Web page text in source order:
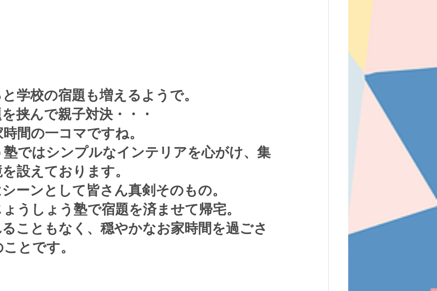
学校の宿題も増えるようで。
挟んで親子対決・・・
間の一コマですね。
ではシンプルなインテリアを心がけ、集
設えております。
ーンとして皆さん真剣そのもの。
うしょう塾で宿題を済ませて帰宅。
こともなく、穏やかなお家時間を過ごさ
とです。